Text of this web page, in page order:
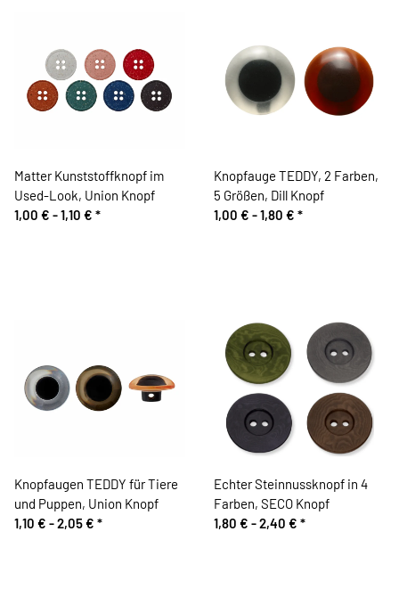
Matter Kunststoffknopf im
Used-Look, Union Knopf
1,00 € -1,10 € *
Knopfauge TEDDY, 2 Farben,
5 Größen, Dill Knopf
1,00 € -1,80 € *
Knopfaugen TEDDY für Tiere
und Puppen, Union Knopf
1,10 € -2,05 € *
Echter Steinnussknopf in 4
Farben, SECO Knopf
1,80 € -2,40 € *